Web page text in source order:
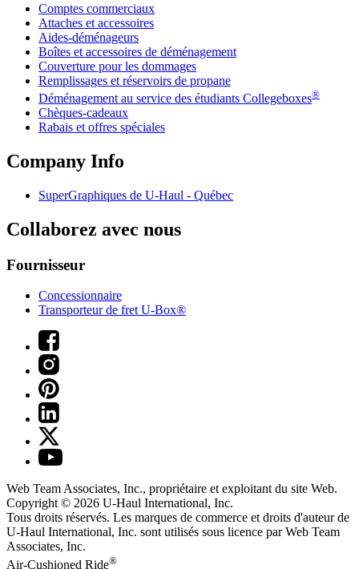
Comptes commerciaux
Attaches et accessoires
Aides-déménageurs
Boîtes et accessoires de déménagement
Couverture pour les dommages
Remplissages et réservoirs de propane
Déménagement au service des étudiants Collegeboxes®
Chèques-cadeaux
Rabais et offres spéciales
Company Info
SuperGraphiques de U-Haul - Québec
Collaborez avec nous
Fournisseur
Concessionnaire
Transporteur de fret U-Box®
Web Team Associates, Inc., propriétaire et exploitant du site Web.
Copyright © 2026 U-Haul International, Inc.
Tous droits réservés. Les marques de commerce et droits d'auteur de
U-Haul International, Inc. sont utilisés sous licence par Web Team
Associates, Inc.
Air-Cushioned Ride®